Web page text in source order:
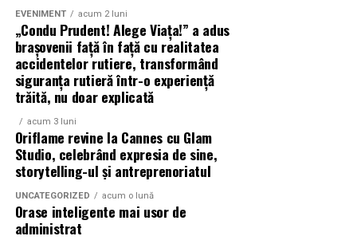
alături de actorii Ioana State, Vlad și Oana Gherman,
Azaleea Necula și Gabriel Vatavu.
O comedie actuală și spumoasă, filmul
mea”este distribuit de T.R.I.B.E. Films.
TRAILER:https://bit.ly/InPieleaMea
Site oficial:inpieleamea.ro
film, declarații din partea actorilor și informații despre
concursuri sunt disponibile pe paginile social media ale
EVENIMENT acum 2 luni
„Condu Prudent! Alege Viața!” a adus
brașovenii față în față cu realitatea
accidentelor rutiere, transformând
siguranța rutieră într-o experiență
trăită, nu doar explicată
acum 3 luni
Oriflame revine la Cannes cu Glam
Studio, celebrând expresia de sine,
storytelling-ul și antreprenoriatul
UNCATEGORIZED acum o lună
Orase inteligente mai usor de
administrat